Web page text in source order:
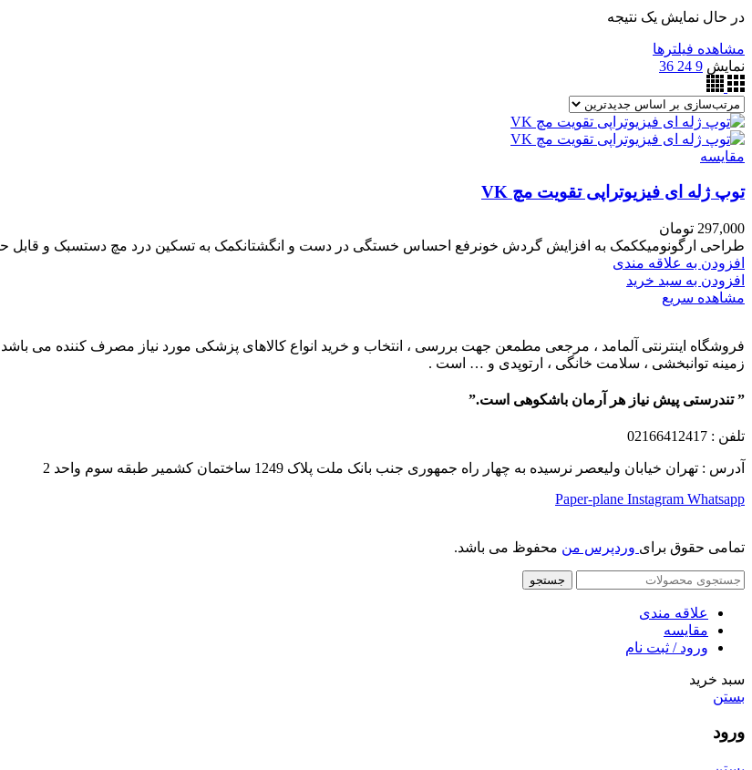
در حال نمایش یک نتیجه
مشاهده فیلترها
نمایش 9
24
36
مقایسه
توپ ژله ای فیزیوتراپی تقویت مچ VK
297,000 تومان
طراحی ارگونومیککمک به افزایش گردش خونرفع احساس خستگی در دست و انگشتانکمک به تسکین درد مچ دستسبک و قابل
افزودن به علاقه مندی
افزودن به سبد خرید
مشاهده سریع
فروشگاه اینترنتی آلمامد ، مرجعی مطمعن جهت بررسی ، انتخاب و خرید انواع کالاهای پزشکی مورد نیاز مصرف کننده می باشد
زمینه توانبخشی ، سلامت خانگی ، ارتوپدی و … است .
” تندرستی پیش نیاز هر آرمان باشکوهی است.”
تلفن : 02166412417
آدرس : تهران خیابان ولیعصر نرسیده به چهار راه جمهوری جنب بانک ملت پلاک 1249 ساختمان کشمیر طبقه سوم واحد 2
Paper-plane Instagram Whatsapp
تمامی حقوق برای وردپرس من محفوظ می باشد.
جستجو
علاقه مندی
مقایسه
ورود / ثبت نام
سبد خرید
بستن
ورود